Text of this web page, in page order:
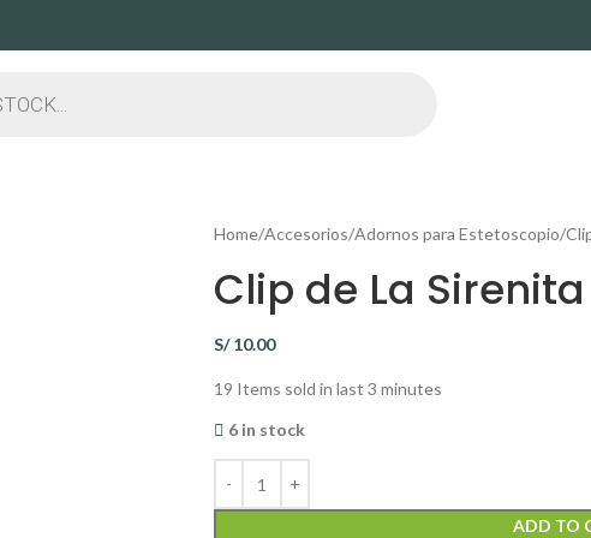
Home Accesorios Adornos para Estetoscopio
Clip de La Sirenita
S/10.00
19 Items sold in last 3 minutes
6 in stock
ADD TO